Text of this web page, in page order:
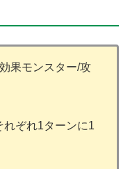
果モンスター/攻
ぞれ1ターンに1